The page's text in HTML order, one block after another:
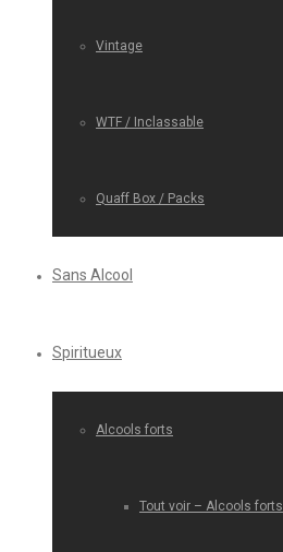
Vintage
WTF / Inclassable
Quaff Box / Packs
Sans Alcool
Spiritueux
Alcools forts
Tout voir – Alcools forts